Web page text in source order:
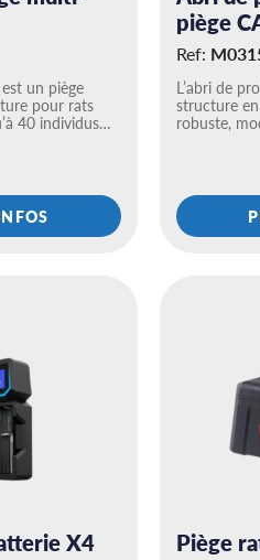
un piège
pour rats
40 individus…
piège
Ref:
L’abri de
structure
robuste,
X4 Piège